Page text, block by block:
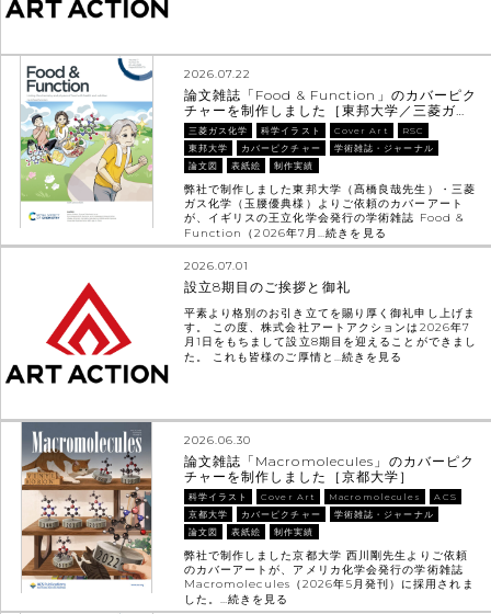
2026.07.22
論文雑誌「Food & Function」のカバーピク
チャーを制作しました［東邦大学／三菱ガ…
三菱ガス化学 科学イラスト Cover Art
RSC
東邦大学
カバーピクチャー
学術雑誌・ジャーナル
論文図
表紙絵 制作実績
弊社で制作しました東邦大学（髙橋良哉先生）・三菱
ガス化学（玉腰優典様）よりご依頼のカバーアート
が、イギリスの王立化学会発行の学術雑誌 Food &
Function（2026年7月…続きを見る
2026.07.01
設立8期目のご挨拶と御礼
平素より格別のお引き立てを賜り厚く御礼申し上げま
す。 この度、株式会社アートアクションは2026年7
月1日をもちまして設立8期目を迎えることができまし
た。 これも皆様のご厚情と…続きを見る
2026.06.30
論文雑誌「Macromolecules」のカバーピク
チャーを制作しました［京都大学］
科学イラスト Cover Art Macromolecules
ACS
京都大学
カバーピクチャー
学術雑誌・ジャーナル
論文図
表紙絵 制作実績
弊社で制作しました京都大学 西川剛先生よりご依頼
のカバーアートが、アメリカ化学会発行の学術雑誌
Macromolecules（2026年5月発刊）に採用されま
した。…続きを見る